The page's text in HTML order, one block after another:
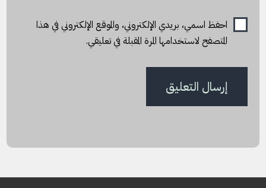
احفظ اسمي، بريدي الإلكتروني، والموقع الإلكتروني في هذا
المتصفح لاستخدامها المرة المقبلة في تعليقي.